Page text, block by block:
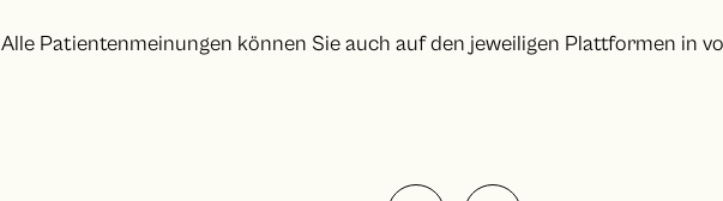
Alle Patientenmeinungen können Sie auch auf den jeweiligen Plattformen in